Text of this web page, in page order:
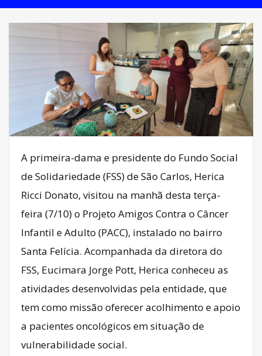
A primeira-dama e presidente do Fundo Social
de Solidariedade (FSS) de São Carlos, Herica
Ricci Donato, visitou na manhã desta terça-
feira (7/10) o Projeto Amigos Contra o Câncer
Infantil e Adulto (PACC), instalado no bairro
Santa Felícia. Acompanhada da diretora do
FSS, Eucimara Jorge Pott, Herica conheceu as
atividades desenvolvidas pela entidade, que
tem como missão oferecer acolhimento e apoio
a pacientes oncológicos em situação de
vulnerabilidade social.